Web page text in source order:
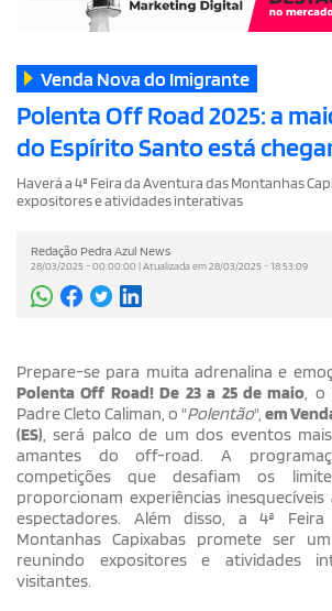
Venda Nova do Imigrante
Polenta Off Road 2025: a
do Espírito Santo está
Haverá a 4ª Feira da Aventura das Montanhas
expositores e atividades interativas
Redação Pedra Azul News
28/03/2025 - 00:00:00 | Atualizada em 28/03/2025 - 18:53:09
Prepare-se para muita adrenalina e
Polenta Off Road! De 23 a 25 de maio, o
Padre Cleto Caliman, o "Polentão", em
(ES), será palco de um dos eventos
amantes do off-road. A
competições que desafiam os
proporcionam experiências
espectadores. Além disso, a 4ª
Montanhas Capixabas promete ser
reunindo expositores e atividades
visitantes.